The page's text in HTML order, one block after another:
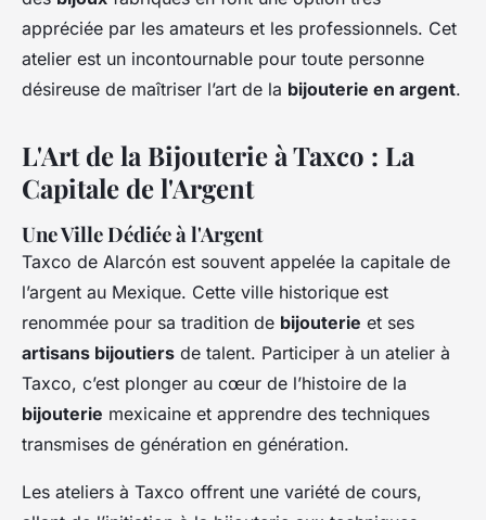
appréciée par les amateurs et les professionnels. Cet
atelier est un incontournable pour toute personne
désireuse de maîtriser l’art de la bijouterie en argent.
L'Art de la Bijouterie à Taxco : La
Capitale de l'Argent
Une Ville Dédiée à l'Argent
Taxco de Alarcón est souvent appelée la capitale de
l’argent au Mexique. Cette ville historique est
renommée pour sa tradition de bijouterie et ses
artisans bijoutiers de talent. Participer à un atelier à
Taxco, c’est plonger au cœur de l’histoire de la
bijouterie mexicaine et apprendre des techniques
transmises de génération en génération.
Les ateliers à Taxco offrent une variété de cours,